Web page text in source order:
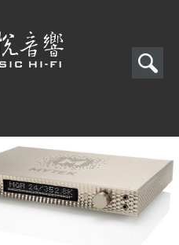
搜
表
單
搜
尋